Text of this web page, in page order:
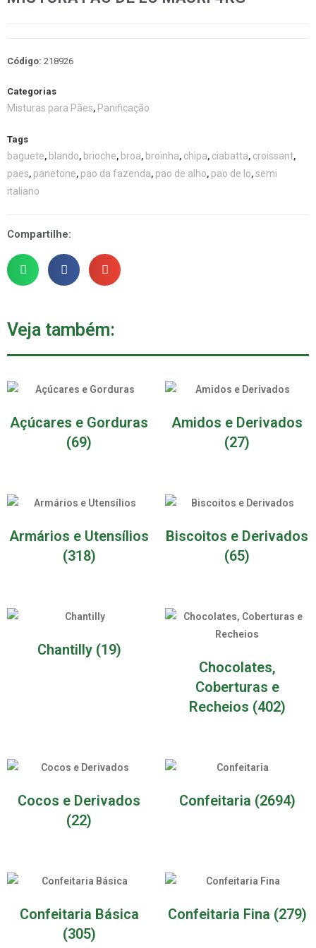
Código: 218926
Categorias
Misturas para Pães, Panificação
Tags
baguete, blando, brioche, broa, broinha, chipa, ciabatta, croissant,
paes, panetone, pao da fazenda, pao de alho, pao de lo, semi
italiano
Compartilhe:
Veja também:
Açúcares e Gorduras
(69)
Amidos e Derivados
(27)
Armários e Utensílios
(318)
Biscoitos e Derivados
(65)
Chantilly (19)
Chocolates,
Coberturas e
Recheios (402)
Cocos e Derivados
(22)
Confeitaria (2694)
Confeitaria Básica
(305)
Confeitaria Fina (279)